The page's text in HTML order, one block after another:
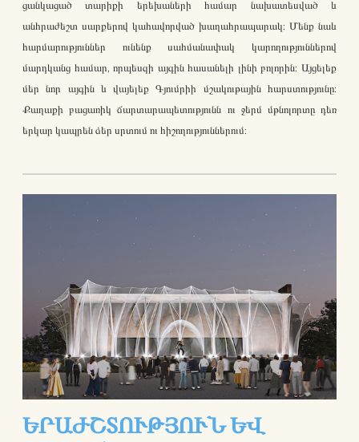
ցանկացած տարիքի երեխաների համար նախատեսված և
անհրաժեշտ սարքերով կահավորված խաղահրապարակ: Մենք նաև
հարմարություններ ունենք սահմանափակ կարողություններով
մարդկանց համար, որպեսզի այգին հասանելի լինի բոլորին: Այցելեք
մեր նոր այգին և վայելեք Գյումրիի մշակութային հարստությունը:
Քաղաքի բացառիկ ճարտարապետությունն ու ջերմ մթնոլորտը դեռ
երկար կապրեն ձեր սրտում ու հիշողություններում:
ԵՐԱԺՇՏՈՒԹՅՈՒՆ ԵՎ